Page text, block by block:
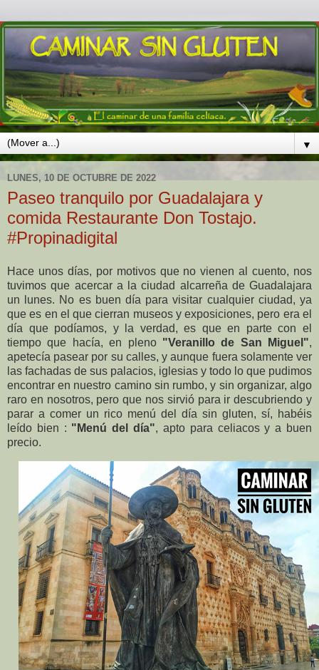
▼
LUNES, 10 DE OCTUBRE DE 2022
Paseo tranquilo por Guadalajara y
comida Restaurante Don Tostajo.
#Propinadigital
Hace unos días, por motivos que no vienen al cuento, nos
tuvimos que acercar a la ciudad alcarreña de Guadalajara
un lunes. No es buen día para visitar cualquier ciudad, ya
que es en el que cierran museos y exposiciones, pero era el
día que podíamos, y la verdad, es que en parte con el
tiempo que hacía, en pleno "Veranillo de San Miguel",
apetecía pasear por su calles, y aunque fuera solamente ver
las fachadas de sus palacios, iglesias y todo lo que pudimos
encontrar en nuestro camino sin rumbo, y sin organizar, algo
raro en nosotros, pero que nos sirvió para ir descubriendo y
parar a comer un rico menú del día sin gluten, sí, habéis
leído bien : "Menú del día", apto para celiacos y a buen
precio.